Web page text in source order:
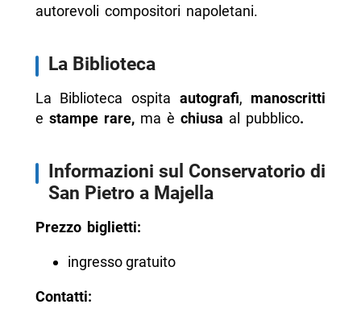
autorevoli compositori napoletani.
La Biblioteca
La Biblioteca ospita autografi, manoscritti
e stampe rare, ma è chiusa al pubblico.
Informazioni sul Conservatorio di
San Pietro a Majella
Prezzo biglietti:
ingresso gratuito
Contatti: